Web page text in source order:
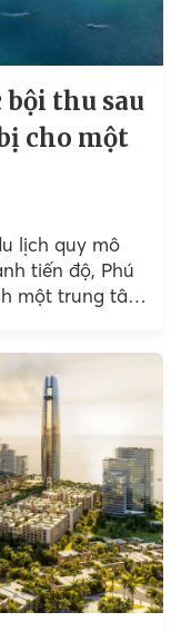
bội thu sau
cho một
lịch quy mô
tiến độ, Phú
một trung tâm